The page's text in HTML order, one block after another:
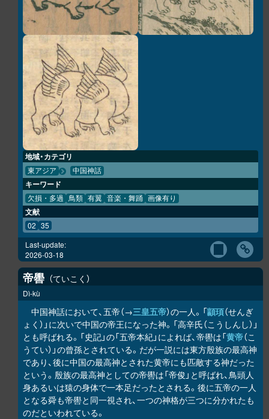
地域・カテゴリ
東アジア 中国神話
キーワード
欠損・多過 鳥類 有翼 音楽・舞踊 画像有り
文献
02 35
Last-update:
2026-03-18
帝嚳 ていこく
Dì-kù
中国神話において、五帝（→三皇五帝）の一人。「顓頊（せんぎ
ょく）」に次いで中国の帝王になった神。「高辛氏（こうしんし）」
とも呼ばれる。「史記」の「五帝本紀」によれば、帝嚳は「黄帝（こ
うてい）」の曾孫とされている。だが一説には東方殷族の最高神
であり、後に中国の最高神とされた黄帝にも匹敵する神だった
という。殷族の最高神としての帝嚳は「帝俊」と呼ばれ、鳥頭人
身あるいは猿の身体で一本足だったとされる。後に五帝の一人
となる舜も帝嚳と同一視され、一つの神格が三つに分かれたも
のだといわれている。